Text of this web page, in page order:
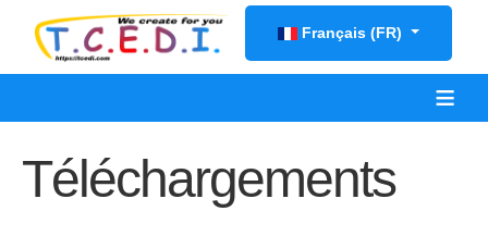
Sélectionnez votre langue
Français (FR)
≡
Téléchargements